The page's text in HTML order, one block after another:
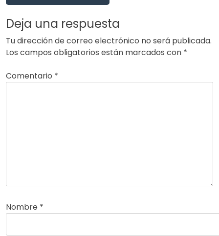
Deja una respuesta
Tu dirección de correo electrónico no será publicada.
Los campos obligatorios están marcados con *
Comentario *
Nombre *